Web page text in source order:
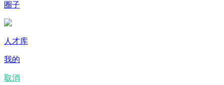
圈子
人才库
我的
取消